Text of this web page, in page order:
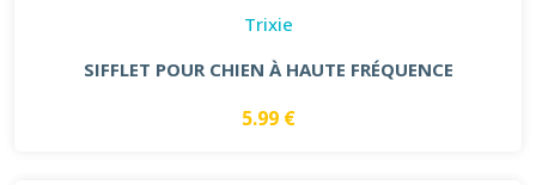
Trixie
SIFFLET POUR CHIEN À HAUTE FRÉQUENCE
5.99 €